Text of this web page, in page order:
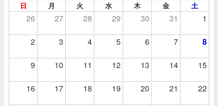
日 月 火 水 木 金 土
26 27 28 29 30 31 1
2 3 4 5 6 7 8
9 10 11 12 13 14 15
16 17 18 19 20 21 22